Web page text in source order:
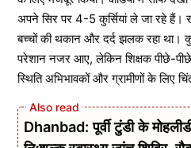
अपने सिर पर 4-5 कुर्सियां ले जा रहे हैं।
बच्चों की थकान और दर्द झलक रहा था।
परेशान नजर आए, लेकिन शिक्षक पीछे-
स्थिति अभिभावकों और ग्रामीणों के लिए
Dhanbad: पूर्वी टुंडी के